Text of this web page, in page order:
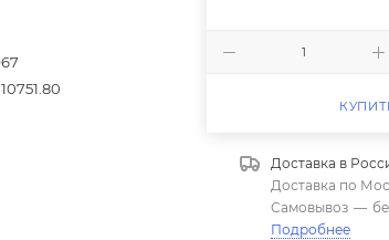
10751.80
Доставка в
Доставка по
Самовывоз —
Подробнее